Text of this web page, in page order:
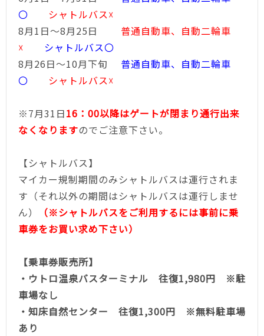
〇
シャトルバス☓
8月1日～8月25日 普通自動車、自動二輪車
☓ シャトルバス〇
8月26日～10月下旬 普通自動車、自動二輪車
〇
シャトルバス☓
※7月31日16：00以降はゲートが閉まり通行出来
なくなりますのでご注意下さい。
【シャトルバス】
マイカー規制期間のみシャトルバスは運行されま
す（それ以外の期間はシャトルバスは運行しませ
ん）
（※シャトルバスをご利用するには事前に乗
車券をお買い求め下さい）
【乗車券販売所】
・ウトロ温泉バスターミナル 往復1,980円 ※駐
車場なし
・知床自然センター 往復1,300円 ※無料駐車場
あり